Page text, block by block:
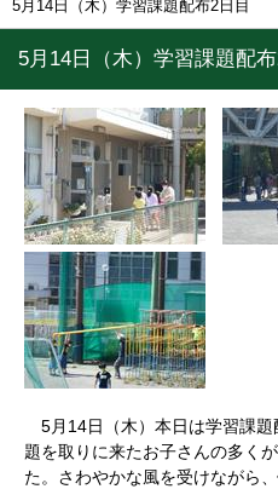
5月14日（木）学習課題配布2日目
5月14日（木）学習課題配
5月14日（木）本日は学習課題
題を取りに来たお子さんの多く
た。さわやかな風を受けながら